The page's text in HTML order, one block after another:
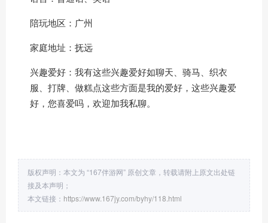
陪玩地区：广州
家庭地址：抚远
兴趣爱好：我有这些兴趣爱好如聊天、骑马、织衣
服、打牌、做糕点这些方面是我的爱好，这些兴趣爱
好，您喜爱吗，欢迎加我私聊。
版权声明：本文为 “167伴游网” 原创文章，转载请附上原文出处链
接及本声明；
本文链接： https://www.167jy.com/byhy/118.html